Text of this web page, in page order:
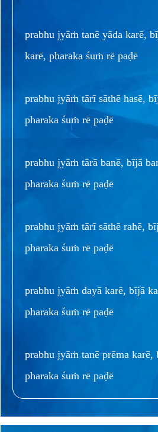
prabhu jyāṁ tanē yāda karē,
karē, pharaka śuṁ rē paḍē
prabhu jyāṁ tārī sāthē hasē,
pharaka śuṁ rē paḍē
prabhu jyāṁ tārā banē, bījā
pharaka śuṁ rē paḍē
prabhu jyāṁ tārī sāthē rahē,
pharaka śuṁ rē paḍē
prabhu jyāṁ dayā karē, bījā
pharaka śuṁ rē paḍē
prabhu jyāṁ tanē prēma karē,
pharaka śuṁ rē paḍē